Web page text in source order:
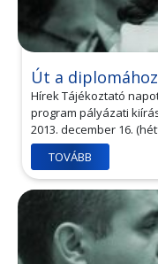
Út a
Hírek Tájékoztató
program pályázati
2013. december 16.
TOVÁBB